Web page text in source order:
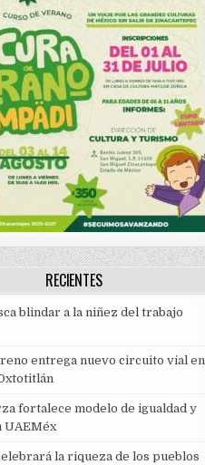
RECIENTES
blindar a la niñez del trabajo
entrega nuevo circuito vial en
fortalece modelo de igualdad y
UAEMéx
la riqueza de los pueblos